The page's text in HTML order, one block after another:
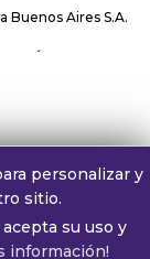
Buenos Aires S.A.
´
personalizar y
sitio.
su uso y
información!